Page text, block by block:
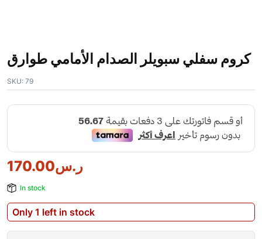
كروم سفلي سبويلر الصدام الأمامي طوارق
SKU: 79
ر.س170.00
In stock
Only 1 left in stock